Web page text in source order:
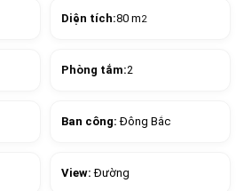
Diện tích:80 m2
Phòng tắm:2
Ban công:Đông Bắc
View:Đường